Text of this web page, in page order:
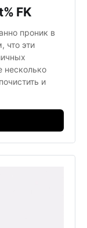
FK
проник в
что эти
несколько
и